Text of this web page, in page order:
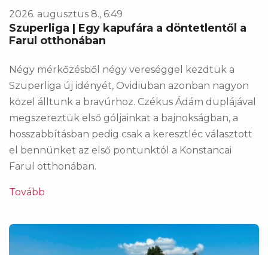
2026. augusztus 8., 6:49
Szuperliga | Egy kapufára a döntetlentől a
Farul otthonában
Négy mérkőzésből négy vereséggel kezdtük a
Szuperliga új idényét, Ovidiuban azonban nagyon
közel álltunk a bravúrhoz. Czékus Ádám duplájával
megszereztük első góljainkat a bajnokságban, a
hosszabbításban pedig csak a keresztléc választott
el bennünket az első pontunktól a Konstancai
Farul otthonában.
Tovább